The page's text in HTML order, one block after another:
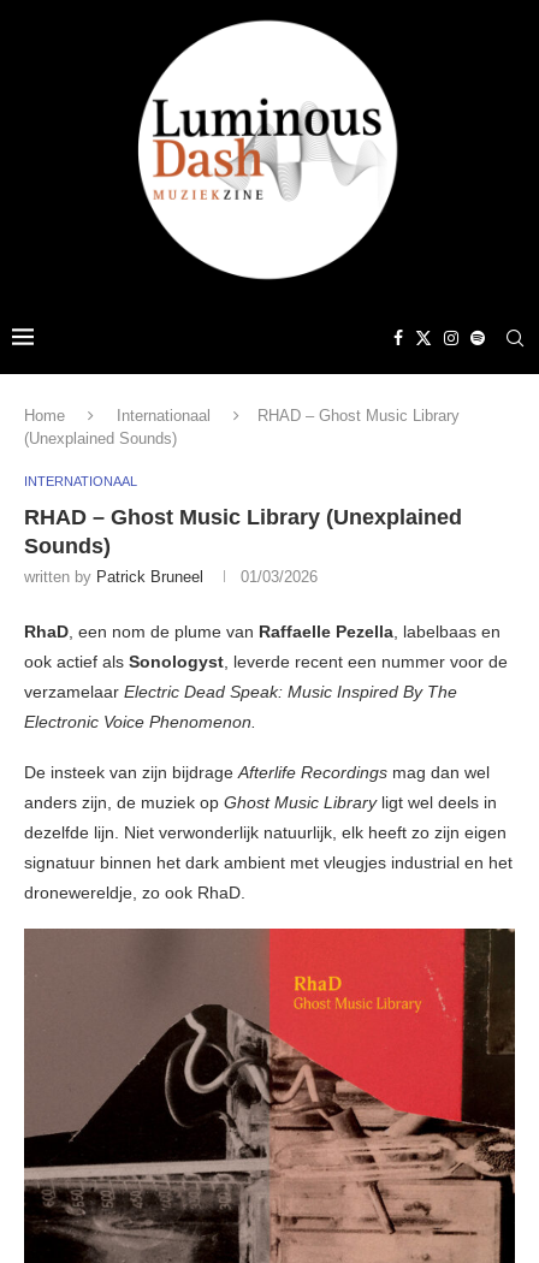
Home Internationaal
RHAD – Ghost Music Library
(Unexplained Sounds)
INTERNATIONAAL
RHAD – Ghost Music Library (Unexplained
Sounds)
written by Patrick Bruneel 01/03/2026
RhaD, een nom de plume van Raffaelle Pezella, labelbaas en
ook actief als Sonologyst, leverde recent een nummer voor de
verzamelaar Electric Dead Speak: Music Inspired By The
Electronic Voice Phenomenon.
De insteek van zijn bijdrageAfterlife Recordings mag dan wel
anders zijn, de muziek op Ghost Music Library ligt wel deels in
dezelfde lijn. Niet verwonderlijk natuurlijk, elk heeft zo zijn eigen
signatuur binnen het dark ambient met vleugjes industrial en het
dronewereldje, zo ook RhaD.